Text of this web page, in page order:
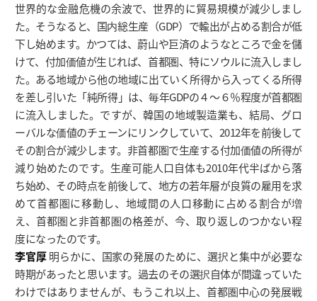
世界的な金融危機の余波で、世界的に貿易規模が減少しまし
た。そうなると、国内総生産（GDP）で輸出が占める割合が低
下し始めます。かつては、蔚山や巨済のようなところで金を儲
けて、付加価値が生じれば、首都圏、特にソウルに流入しまし
た。ある地域から他の地域に出ていく所得から入ってくる所得
を差し引いた「純所得」は、毎年GDPの４〜６％程度が首都圏
に流入しました。ですが、韓国の地域製造業も、結局、グロ
ーバルな価値のチェーンにリンクしていて、2012年を前後して
その割合が減少します。非首都圏で生産する付加価値の所得が
減り始めたのです。生産可能人口自体も2010年代半ばから落
ち始め、その時点を前後して、地方の若年層が良質の雇用を求
めて首都圏に移動し、地域間の人口移動に占める割合が増
え、首都圏と非首都圏の格差が、今、取り返しのつかない程
度になったのです。
李官厚明らかに、国家の発展のために、選択と集中が必要な
時期があったと思います。過去のその選択自体が間違っていた
わけではありませんが、もうこれ以上、首都圏中心の発展戦